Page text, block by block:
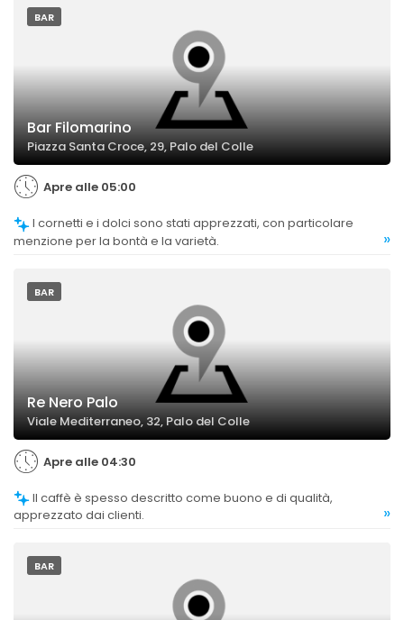
BAR
Bar Filomarino
Piazza Santa Croce, 29, Palo del Colle
Apre alle 05:00
menzione per la bontà e la varietà.
»
BAR
Re Nero Palo
Viale Mediterraneo, 32, Palo del Colle
Apre alle 04:30
apprezzato dai clienti.
»
BAR